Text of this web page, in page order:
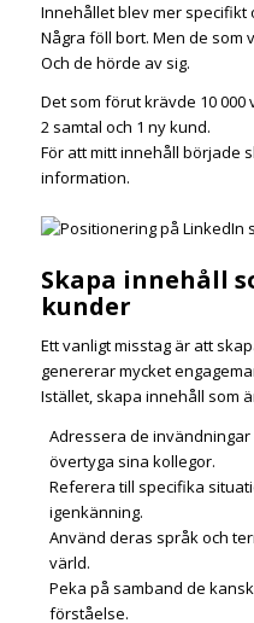
Innehållet blev mer specifikt
Några föll bort. Men de som
Och de hörde av sig.
Det som förut krävde 10 000
2 samtal och 1 ny kund.
För att mitt innehåll började
information.
Skapa innehåll
kunder
Ett vanligt misstag är att
genererar mycket
Istället, skapa innehåll som
Adressera de
övertyga sina kollegor.
Referera till specifika
igenkänning.
Använd deras språk och
värld.
Peka på samband de
förståelse.